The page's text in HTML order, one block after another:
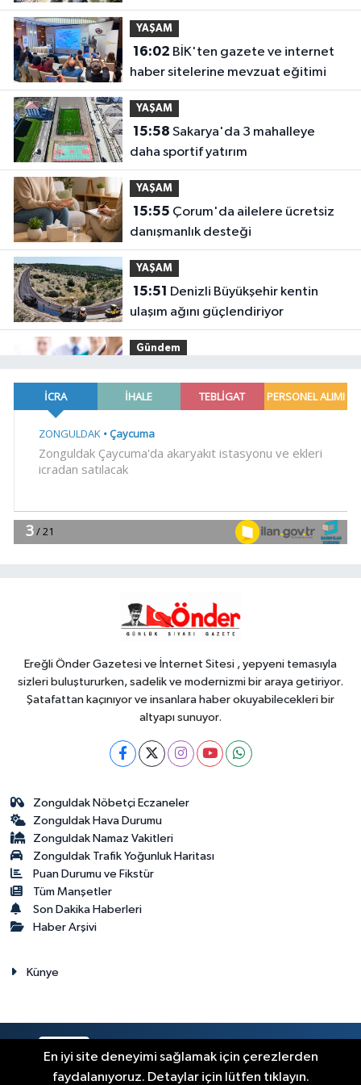
YAŞAM
16:02
haber sitelerine mevzuat eğitimi
YAŞAM
15:58
daha sportif yatırım
YAŞAM
15:55
danışmanlık desteği
YAŞAM
15:51
ulaşım ağını güçlendiriyor
Gündem
ve emeklilik reformu çağrısı
15:41 Trabzon Dernekler
15:36
AKLARI...
Ereğli Önder Gazetesi ve İnternet Sitesi , yepyeni temasıyla
sizleri buluştururken, sadelik ve modernizmi bir araya getiriyor.
Şatafattan kaçınıyor ve insanlara haber okuyabilecekleri bir
altyapı sunuyor.
Zonguldak Nöbetçi Eczaneler
Zonguldak Hava Durumu
Zonguldak Namaz Vakitleri
Zonguldak Trafik Yoğunluk Haritası
Puan Durumu ve Fikstür
Tüm Manşetler
Son Dakika Haberleri
Haber Arşivi
Künye
En iyi site deneyimi sağlamak için çerezlerden
faydalanıyoruz. Detaylar için lütfen tıklayın.